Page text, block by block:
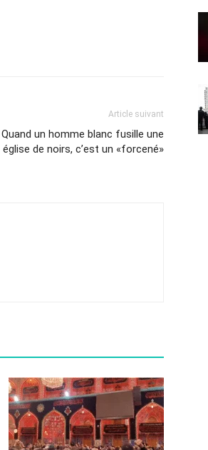
Article suivant
Quand un homme blanc fusille une
église de noirs, c’est un «forcené»